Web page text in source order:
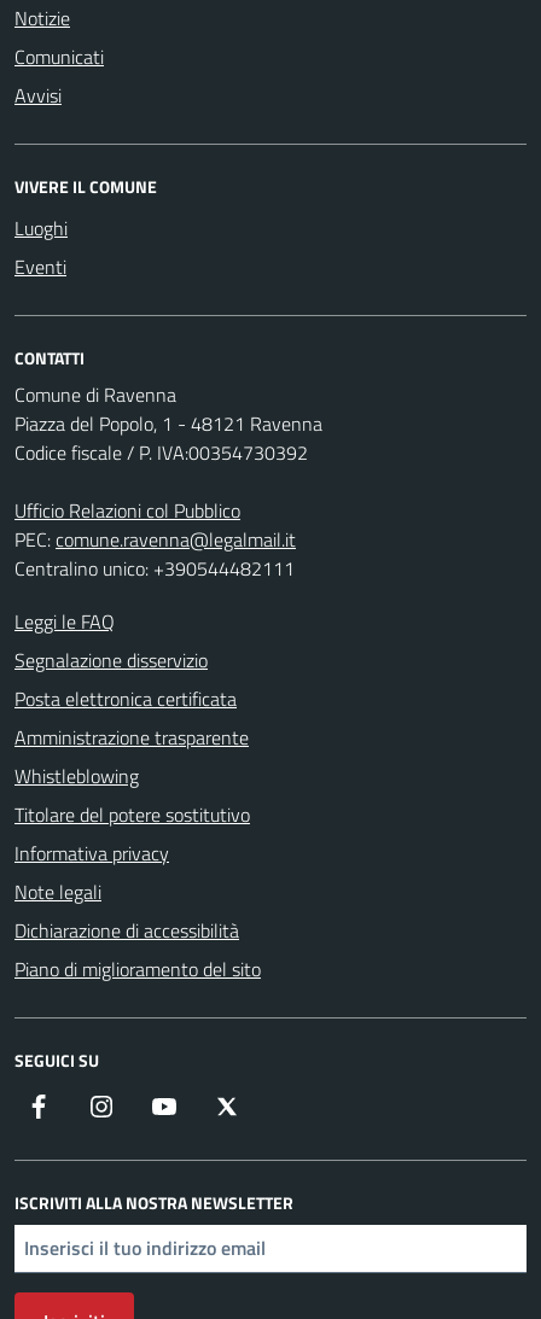
Notizie
Comunicati
Avvisi
VIVERE IL COMUNE
Luoghi
Eventi
CONTATTI
Comune di Ravenna
Piazza del Popolo, 1 - 48121 Ravenna
Codice fiscale / P. IVA:00354730392
Ufficio Relazioni col Pubblico
PEC:comune.ravenna@legalmail.it
Centralino unico: +390544482111
Leggi le FAQ
Segnalazione disservizio
Posta elettronica certificata
Amministrazione trasparente
Whistleblowing
Titolare del potere sostitutivo
Informativa privacy
Note legali
Dichiarazione di accessibilità
Piano di miglioramento del sito
SEGUICI SU
Facebook Instagram YouTube
ISCRIVITI ALLA NOSTRA NEWSLETTER